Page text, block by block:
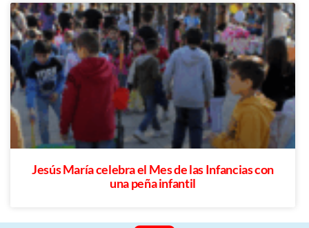
Jesús María celebra el Mes de las Infancias con
una peña infantil